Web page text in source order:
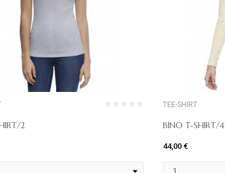
2
TEE-SHIRT
BINO T-SHIRT/4
44,00 €